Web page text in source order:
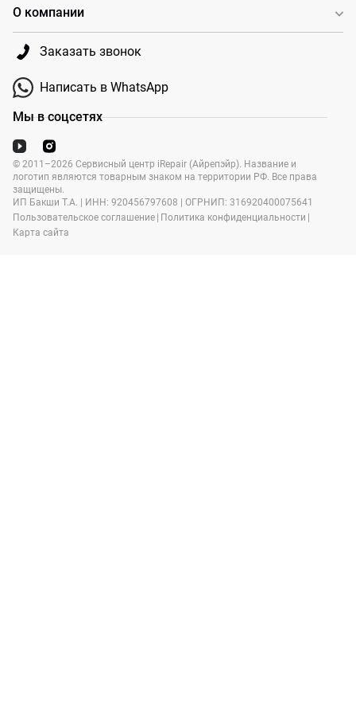
Заказать звонок
Написать в WhatsApp
О компании
Мы в соцсетях
© 2011–2026 Сервисный центр iRepair (Айрепэйр). Название и
логотип являются товарным знаком на территории РФ. Все права
защищены.
ИП Бакши Т.А. | ИНН: 920456797608 | ОГРНИП: 316920400075641
Пользовательское соглашение | Политика конфиденциальности |
Карта сайта